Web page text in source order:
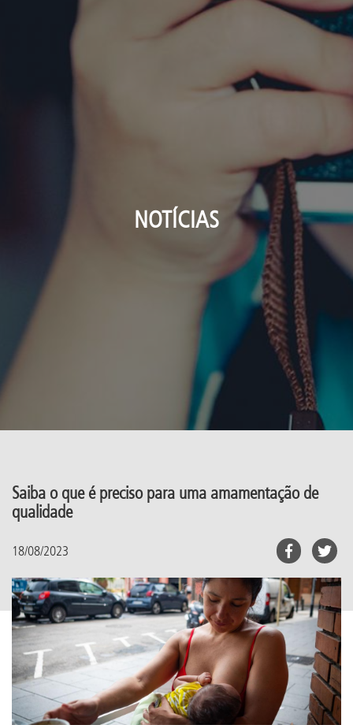
NOTÍCIAS
Saiba o que é preciso para uma amamentação de
qualidade
18/08/2023